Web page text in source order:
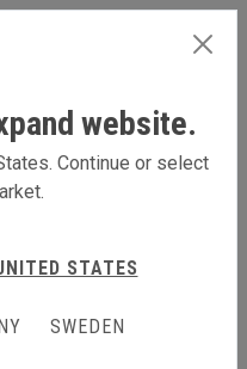
website.
Continue or select
STATES
SWEDEN